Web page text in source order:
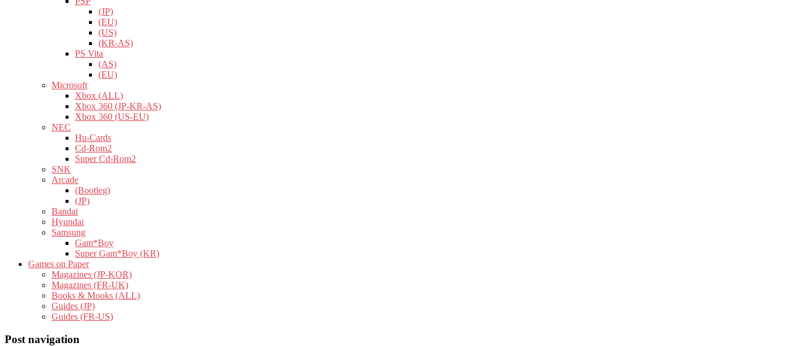
(JP)
(EU)
(US)
(KR-AS)
PS Vita
(AS)
(EU)
Microsoft
Xbox (ALL)
Xbox 360 (JP-KR-AS)
Xbox 360 (US-EU)
NEC
Hu-Cards
Cd-Rom2
Super Cd-Rom2
SNK
Arcade
(Bootleg)
(JP)
Bandai
Hyundai
Samsung
Gam*Boy
Super Gam*Boy (KR)
Games on Paper
Magazines (JP-KOR)
Magazines (FR-UK)
Books & Mooks (ALL)
Guides (JP)
Guides (FR-US)
Post navigation